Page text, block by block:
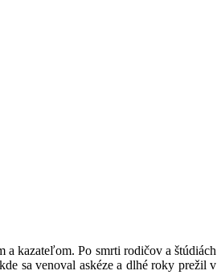
kazateľom. Po smrti rodičov a štúdiách
sa venoval askéze a dlhé roky prežil v